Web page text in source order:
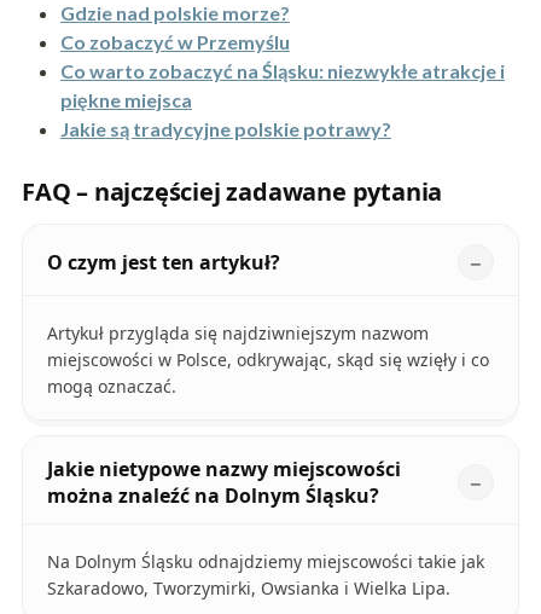
Gdzie nad polskie morze?
Co zobaczyć w Przemyślu
Co warto zobaczyć na Śląsku: niezwykłe atrakcje i
piękne miejsca
Jakie są tradycyjne polskie potrawy?
FAQ – najczęściej zadawane pytania
O czym jest ten artykuł?
Artykuł przygląda się najdziwniejszym nazwom
miejscowości w Polsce, odkrywając, skąd się wzięły i co
mogą oznaczać.
Jakie nietypowe nazwy miejscowości
można znaleźć na Dolnym Śląsku?
Na Dolnym Śląsku odnajdziemy miejscowości takie jak
Szkaradowo, Tworzymirki, Owsianka i Wielka Lipa.